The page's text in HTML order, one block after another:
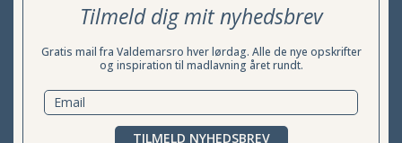
Tilmeld dig mit nyhedsbrev
Gratis mail fra Valdemarsro hver lørdag. Alle de nye opskrifter
og inspiration til madlavning året rundt.
TILMELD NYHEDSBREV